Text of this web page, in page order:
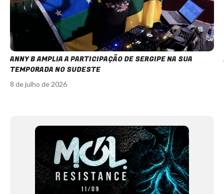
ANNY B AMPLIA A PARTICIPAÇÃO DE SERGIPE NA SUA
TEMPORADA NO SUDESTE
8 de julho de 2026